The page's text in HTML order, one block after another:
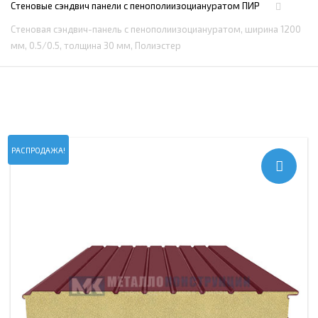
Стеновые сэндвич панели с пенополиизоциануратом ПИР
Стеновая сэндвич-панель с пенополиизоциануратом, ширина 1200
мм, 0.5/0.5, толщина 30 мм, Полиэстер
РАСПРОДАЖА!